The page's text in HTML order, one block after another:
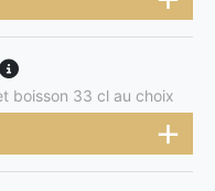
boisson 33 cl au choix